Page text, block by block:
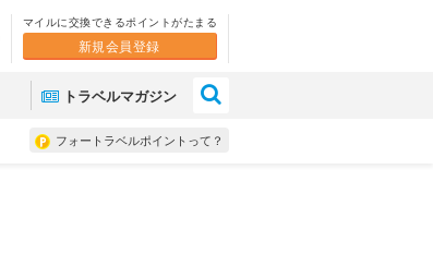
マイルに交換できるポイントがたまる
新規会員登録
トラベルマガジン
フォートラベルポイントって？